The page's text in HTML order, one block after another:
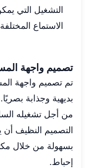
التشغيل التي
الاستماع
تصميم واجهة
بديهية وجذابة
من أجل تشغيله
التصميم النظيف
بسهولة من خلال
إحباط.